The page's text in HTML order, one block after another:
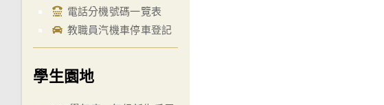
電話分機號碼一覽表
教職員汽機車停車登記
學生園地